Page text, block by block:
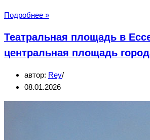
Подробнее »Ессентуки
Кисловодск
—
лучше
отдохнуть
Театральная площадь в
центральная площадь
автор: Rey
08.01.2026